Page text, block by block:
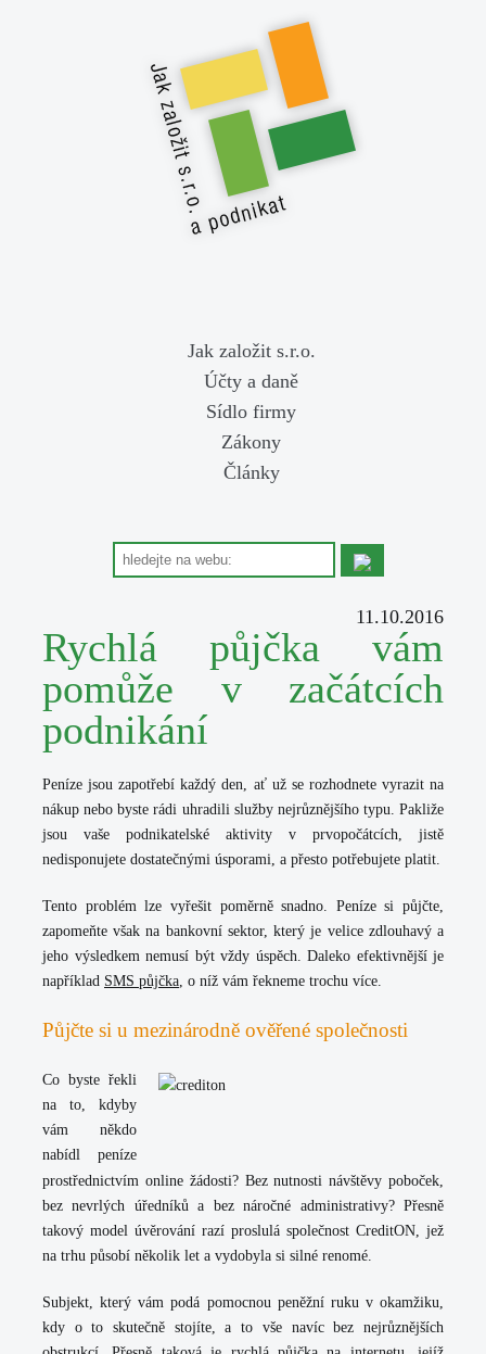
Jak založit s.r.o.
Účty a daně
Sídlo firmy
Zákony
Články
Rychlá půjčka vám
pomůže v začátcích
podnikání
11.10.2016
Peníze jsou zapotřebí každý den, ať už se rozhodnete vyrazit na
nákup nebo byste rádi uhradili služby nejrůznějšího typu. Pakliže
jsou vaše podnikatelské aktivity v prvopočátcích, jistě
nedisponujete dostatečnými úsporami, a přesto potřebujete platit.
Tento problém lze vyřešit poměrně snadno. Peníze si půjčte,
zapomeňte však na bankovní sektor, který je velice zdlouhavý a
jeho výsledkem nemusí být vždy úspěch. Daleko efektivnější je
například SMS půjčka, o níž vám řekneme trochu více.
Půjčte si u mezinárodně ověřené společnosti
Co byste řekli
na to, kdyby
vám někdo
nabídl peníze
prostřednictvím online žádosti? Bez nutnosti návštěvy poboček,
bez nevrlých úředníků a bez náročné administrativy? Přesně
takový model úvěrování razí proslulá společnost CreditON, jež
na trhu působí několik let a vydobyla si silné renomé.
Subjekt, který vám podá pomocnou peněžní ruku v okamžiku,
kdy o to skutečně stojíte, a to vše navíc bez nejrůznějších